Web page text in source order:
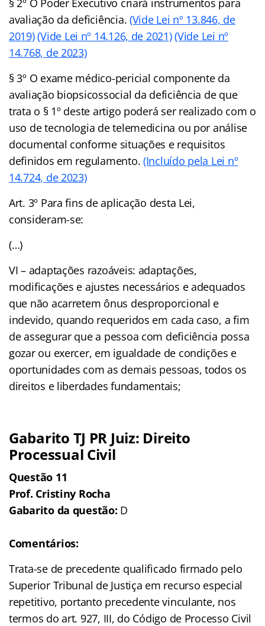
avaliação da deficiência. (Vide Lei nº 13.846, de
2019)(Vide Lei nº 14.126, de 2021)(Vide Lei nº
14.768, de 2023)
§ 3º O exame médico-pericial componente da
avaliação biopsicossocial da deficiência de que
trata o § 1º deste artigo poderá ser realizado com o
uso de tecnologia de telemedicina ou por análise
documental conforme situações e requisitos
definidos em regulamento. (Incluído pela Lei nº
14.724, de 2023)
Art. 3º Para fins de aplicação desta Lei,
consideram-se:
(…)
VI – adaptações razoáveis: adaptações,
modificações e ajustes necessários e adequados
que não acarretem ônus desproporcional e
indevido, quando requeridos em cada caso, a fim
de assegurar que a pessoa com deficiência possa
gozar ou exercer, em igualdade de condições e
oportunidades com as demais pessoas, todos os
direitos e liberdades fundamentais;
Gabarito TJ PR Juiz: Direito
Processual Civil
Questão 11
Prof. Cristiny Rocha
Gabarito da questão: D
Comentários:
Trata-se de precedente qualificado firmado pelo
Superior Tribunal de Justiça em recurso especial
repetitivo, portanto precedente vinculante, nos
termos do art. 927, III, do Código de Processo Civil